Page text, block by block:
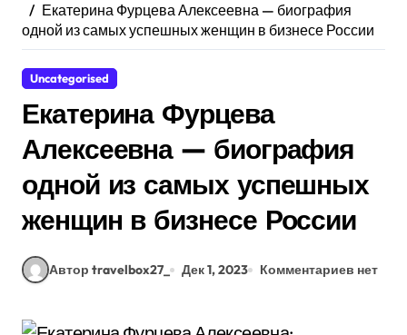
Екатерина Фурцева Алексеевна — биография
одной из самых успешных женщин в бизнесе России
Uncategorised
Екатерина Фурцева
Алексеевна — биография
одной из самых успешных
женщин в бизнесе России
Автор travelbox27_ Дек 1, 2023 Комментариев нет